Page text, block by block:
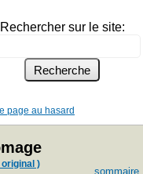
Rechercher sur le site:
page au hasard
)
sommaire